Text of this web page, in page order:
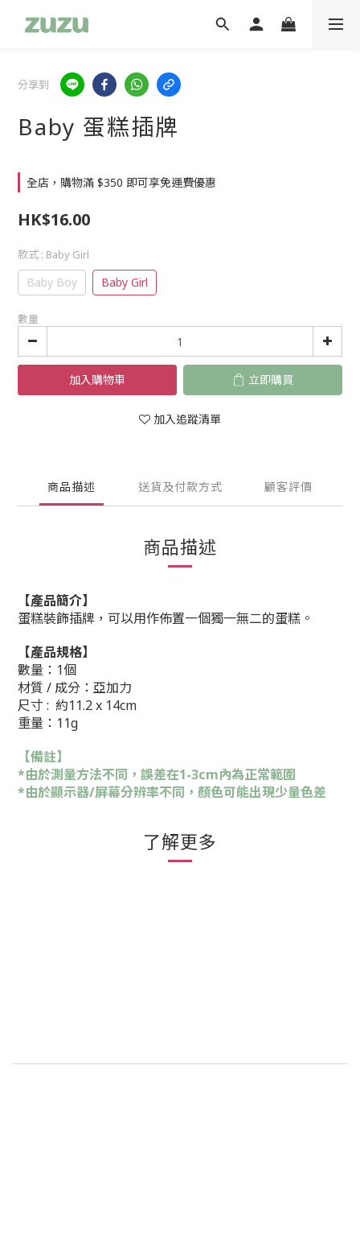
分享到
Baby 蛋糕插牌
全店，購物滿 $350 即可享免運費優惠
HK$16.00
款式 : Baby Girl
Baby Boy Baby Girl
數量
加入購物車 立即購買
加入追蹤清單
商品描述 送貨及付款方式 顧客評價
商品描述
【產品簡介】
蛋糕裝飾插牌，可以用作佈置一個獨一無二的蛋糕。
【產品規格】
數量：1個
材質 / 成分： 亞加力
尺寸 : 約11.2 x 14cm
重量：11g
【備註】
*由於測量方法不同，誤差在1-3cm內為正常範圍
*由於顯示器/屏幕分辨率不同，顏色可能出現少量色差
了解更多